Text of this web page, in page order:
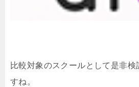
比較対象のスクールとして是非
すね。